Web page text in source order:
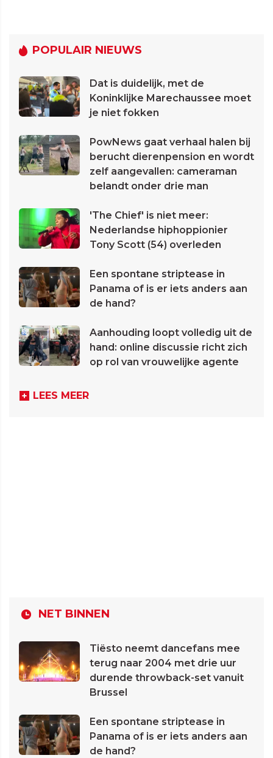
POPULAIR NIEUWS
Dat is duidelijk, met de
Koninklijke Marechaussee moet
je niet fokken
PowNews gaat verhaal halen bij
berucht dierenpension en wordt
zelf aangevallen: cameraman
belandt onder drie man
'The Chief' is niet meer:
Nederlandse hiphoppionier
Tony Scott (54) overleden
Een spontane striptease in
Panama of is er iets anders aan
de hand?
Aanhouding loopt volledig uit de
hand: online discussie richt zich
op rol van vrouwelijke agente
LEES MEER
NET BINNEN
Tiësto neemt dancefans mee
terug naar 2004 met drie uur
durende throwback-set vanuit
Brussel
Een spontane striptease in
Panama of is er iets anders aan
de hand?